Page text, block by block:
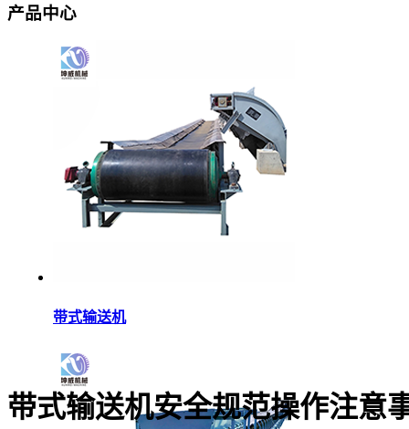
产品中心
带式输送机
带式输送机安全规范操作注意